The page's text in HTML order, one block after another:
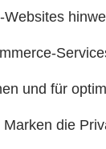
und für
die